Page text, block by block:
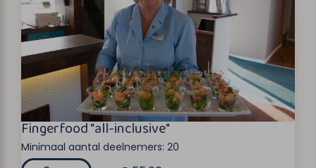
Fingerfood "all-inclusive"
Minimaal aantal deelnemers: 20